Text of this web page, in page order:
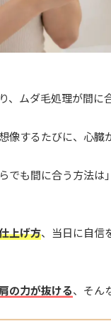
ムダ毛処理が間に
像するたびに、心臓
でも間に合う方法
上げ方、当日に自信
の力が抜ける、そん